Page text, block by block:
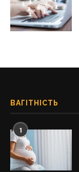
ВАГІТНІСТЬ
1